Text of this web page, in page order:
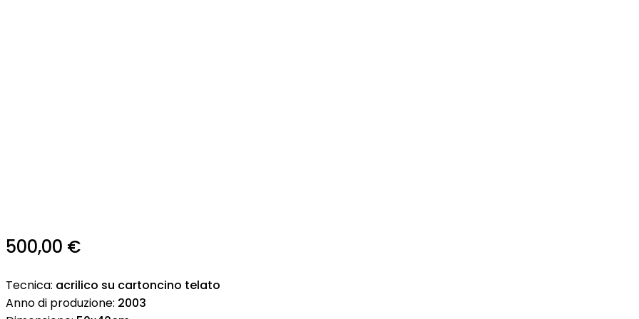
500,00 €
Tecnica: acrilico su cartoncino telato
Anno di produzione: 2003